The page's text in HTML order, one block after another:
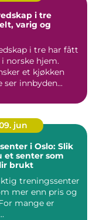
i tre
varig og
i tre har fått
norske hjem.
et kjøkken
ser innbyden...
jun
i Oslo: Slik
et senter som
brukt
treningssenter
mer enn pris og
mange er